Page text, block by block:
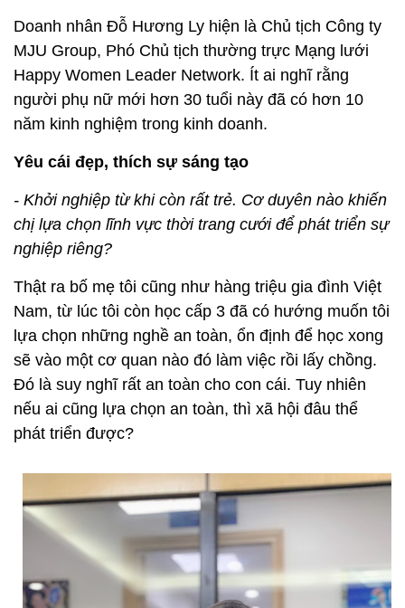
Doanh nhân Đỗ Hương Ly hiện là Chủ tịch Công ty
MJU Group, Phó Chủ tịch thường trực Mạng lưới
Happy Women Leader Network. Ít ai nghĩ rằng
người phụ nữ mới hơn 30 tuổi này đã có hơn 10
năm kinh nghiệm trong kinh doanh.
Yêu cái đẹp, thích sự sáng tạo
- Khởi nghiệp từ khi còn rất trẻ. Cơ duyên nào khiến
chị lựa chọn lĩnh vực thời trang cưới để phát triển sự
nghiệp riêng?
Thật ra bố mẹ tôi cũng như hàng triệu gia đình Việt
Nam, từ lúc tôi còn học cấp 3 đã có hướng muốn tôi
lựa chọn những nghề an toàn, ổn định để học xong
sẽ vào một cơ quan nào đó làm việc rồi lấy chồng.
Đó là suy nghĩ rất an toàn cho con cái. Tuy nhiên
nếu ai cũng lựa chọn an toàn, thì xã hội đâu thể
phát triển được?